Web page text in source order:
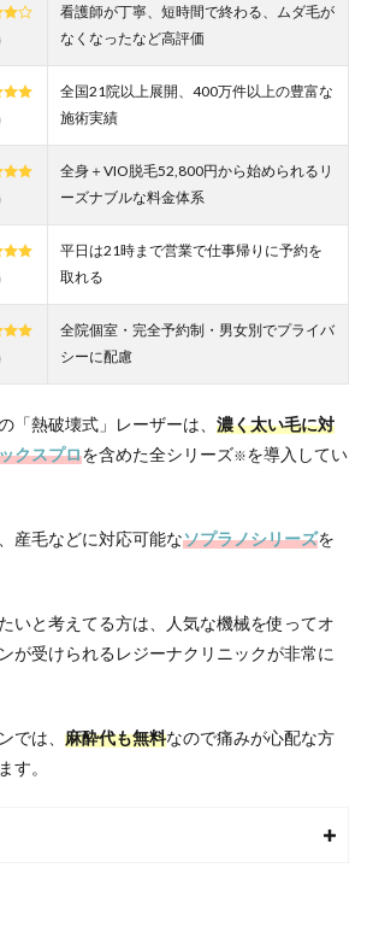
看護師が丁寧、短時間で終わる、ムダ毛が
なくなったなど高評価
全国21院以上展開、400万件以上の豊富な
施術実績
全身＋VIO脱毛52,800円から始められるリ
ーズナブルな料金体系
平日は21時まで営業で仕事帰りに予約を
取れる
全院個室・完全予約制・男女別でプライバ
シーに配慮
「熱破壊式」レーザーは、 濃く太い毛に対
クスプロを含めた全シリーズ※を導入してい
産毛などに対応可能なソプラノシリーズを
いと考えてる方は、人気な機械を使ってオ
が受けられるレジーナクリニックが非常に
では、 麻酔代も無料なので痛みが心配な方
す。